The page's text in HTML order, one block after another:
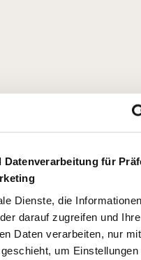
für
Dienste, die
darauf zugreifen und Ihre
Daten verarbeiten, nur
um Einstellungen